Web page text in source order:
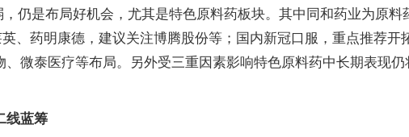
仍是布局好机会，尤其是特色原料药板块。其中同和药业为原
、药明康德，建议关注博腾股份等；国内新冠口服，重点推荐开
微泰医疗等布局。另外受三重因素影响特色原料药中长期表现
线蓝筹